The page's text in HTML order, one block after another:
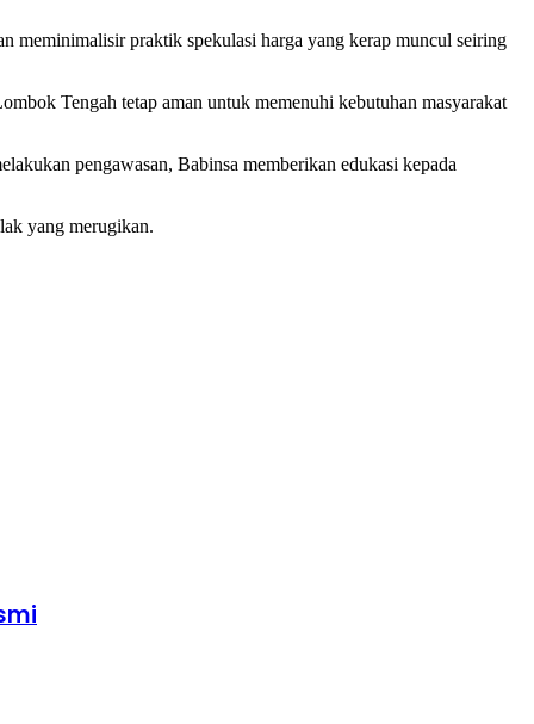
meminimalisir praktik spekulasi harga yang kerap muncul seiring
Tengah tetap aman untuk memenuhi kebutuhan masyarakat
pengawasan, Babinsa memberikan edukasi kepada
yang merugikan.